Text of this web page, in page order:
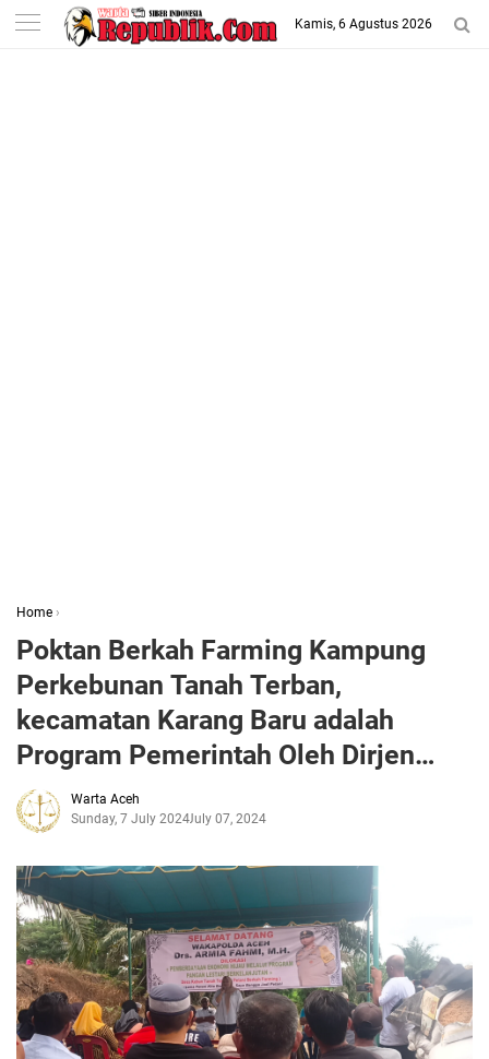
-->
Kamis, 6 Agustus 2026
Home ›
Poktan Berkah Farming Kampung
Perkebunan Tanah Terban,
kecamatan Karang Baru adalah
Program Pemerintah Oleh Dirjen
Hortikultura Kementan RI
Warta Aceh
Sunday, 7 July 2024July 07, 2024